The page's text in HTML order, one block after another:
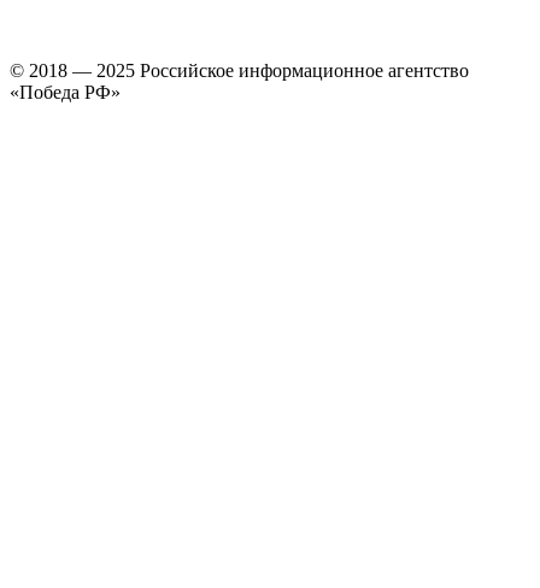
© 2018 — 2025 Российское информационное агентство
«Победа РФ»